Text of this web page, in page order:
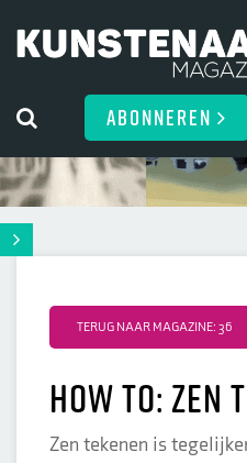
ABONNEREN
TERUG NAAR MAGAZINE: 36
how to: zen
Zen tekenen is